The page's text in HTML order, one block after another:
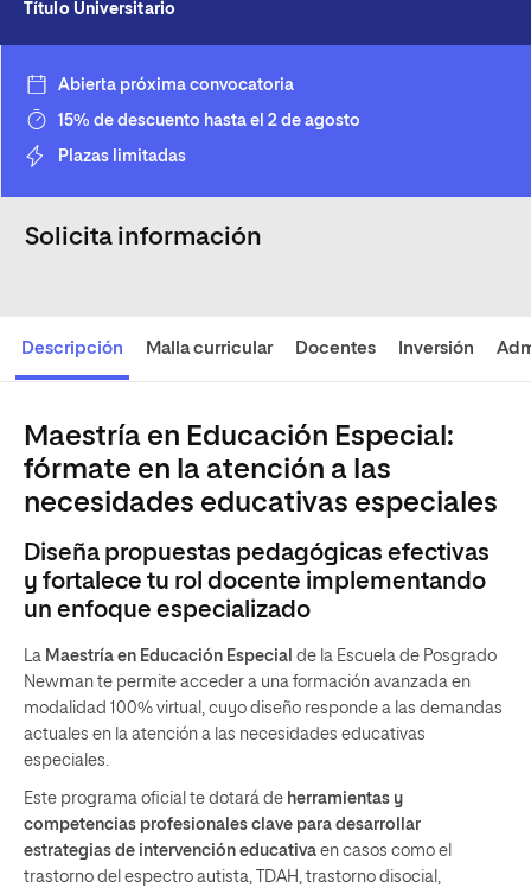
Título Universitario
Descripción Malla curricular Docentes Inversión
Maestría en Educación Especial:
fórmate en la atención a las
necesidades educativas especiales
Diseña propuestas pedagógicas efectivas
y fortalece tu rol docente implementando
un enfoque especializado
La Maestría en Educación Especial de la Escuela de Posgrado
Newman te permite acceder a una formación avanzada en
modalidad 100% virtual, cuyo diseño responde a las demandas
actuales en la atención a las necesidades educativas
especiales.
Este programa oficial te dotará de herramientas y
competencias profesionales clave para desarrollar
estrategias de intervención educativa en casos como el
trastorno del espectro autista, TDAH, trastorno disocial,
Abierta próxima convocatoria
15% de descuento hasta el 2 de agosto
Plazas limitadas
Solicita información